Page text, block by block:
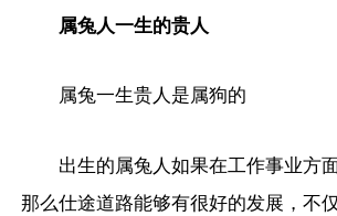
属兔人一生的贵人
属兔一生贵人是属狗的
出生的属兔人如果在工作事业方
那么仕途道路能够有很好的发展，不